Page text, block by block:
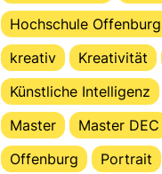
Hochschule Offenburg
kreativ
Kreativität
Künstliche Intelligenz
Master
Master DEC
Offenburg
Portrait